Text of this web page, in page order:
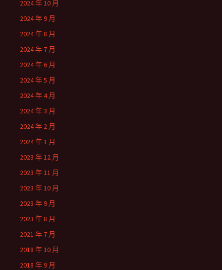
2024 年 10 月
2024 年 9 月
2024 年 8 月
2024 年 7 月
2024 年 6 月
2024 年 5 月
2024 年 4 月
2024 年 3 月
2024 年 2 月
2024 年 1 月
2023 年 12 月
2023 年 11 月
2023 年 10 月
2023 年 9 月
2023 年 8 月
2021 年 7 月
2018 年 10 月
2018 年 9 月